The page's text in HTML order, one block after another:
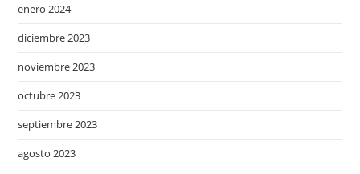
enero 2024
diciembre 2023
noviembre 2023
octubre 2023
septiembre 2023
agosto 2023